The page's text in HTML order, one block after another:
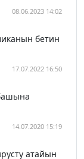
08.06.2023 14:02
бетин
17.07.2022 16:50
14.07.2020 15:19
атайын